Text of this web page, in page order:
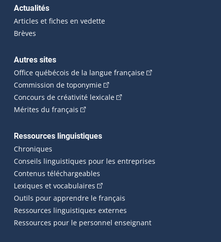
Actualités
Articles et fiches en vedette
Brèves
Autres sites
Office québécois de la langue française(Cet hyperlien
Commission de toponymie(Cet hyperlien externe s'ouvrira
Concours de créativité lexicale(Cet hyperlien externe
Mérites du français (Cet hyperlien externe s'ouvrira dans une
Ressources linguistiques
Chroniques
Conseils linguistiques pour les entreprises
Contenus téléchargeables
Lexiques et vocabulaires (Cet hyperlien externe s'ouvrira
Outils pour apprendre le français
Ressources linguistiques externes
Ressources pour le personnel enseignant